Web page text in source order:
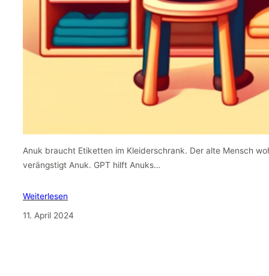
Anuk braucht Etiketten im Kleiderschrank. Der alte Mensch
verängstigt Anuk. GPT hilft Anuks…
Weiterlesen
11. April 2024